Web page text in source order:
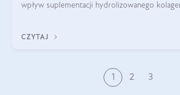
wpływ suplementacji hydrolizowanego
CZYTAJ
1 2 3